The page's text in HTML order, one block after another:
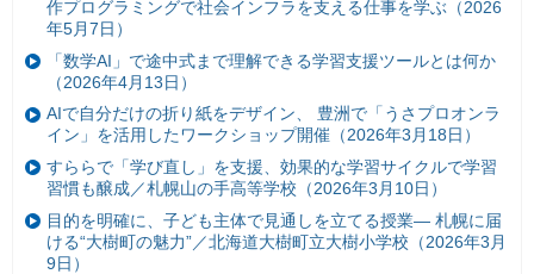
作プログラミングで社会インフラを支える仕事を学ぶ（2026
年5月7日）
「数学AI」で途中式まで理解できる学習支援ツールとは何か
（2026年4月13日）
AIで自分だけの折り紙をデザイン、 豊洲で「うさプロオンラ
イン」を活用したワークショップ開催（2026年3月18日）
すららで「学び直し」を支援、効果的な学習サイクルで学習
習慣も醸成／札幌山の手高等学校（2026年3月10日）
目的を明確に、子ども主体で見通しを立てる授業— 札幌に届
ける“大樹町の魅力”／北海道大樹町立大樹小学校（2026年3月
9日）